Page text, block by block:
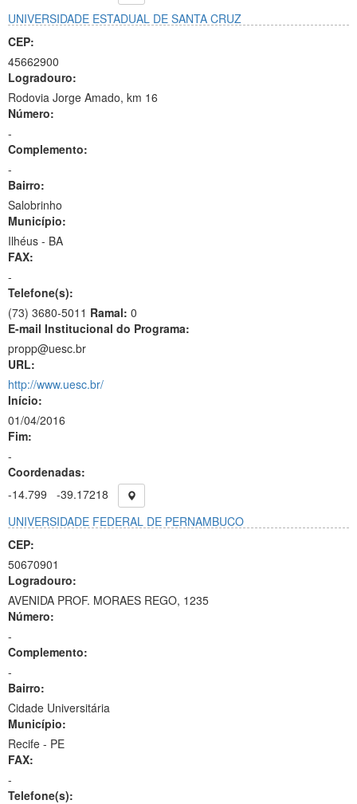
UNIVERSIDADE ESTADUAL DE SANTA CRUZ
CEP:
45662900
Logradouro:
Rodovia Jorge Amado, km 16
Número:
-
Complemento:
-
Bairro:
Salobrinho
Município:
Ilhéus - BA
FAX:
-
Telefone(s):
(73) 3680-5011 Ramal: 0
E-mail Institucional do Programa:
propp@uesc.br
URL:
http://www.uesc.br/
Início:
01/04/2016
Fim:
-
Coordenadas:
-14.799
-39.17218
UNIVERSIDADE FEDERAL DE PERNAMBUCO
CEP:
50670901
Logradouro:
AVENIDA PROF. MORAES REGO, 1235
Número:
-
Complemento:
-
Bairro:
Cidade Universitária
Município:
Recife - PE
FAX:
-
Telefone(s):